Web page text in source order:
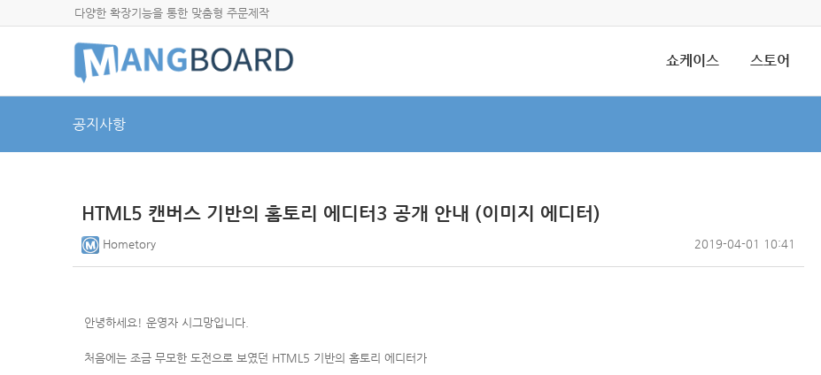
다양한 확장기능을 통한 맞춤형 주문제작
쇼케이스 스토어
공지사항
HTML5 캔버스 기반의 홈토리 에디터3 공개 안내 (이미지 에디터)
Hometory 2019-04-01 10:41
안녕하세요! 운영자 시그망입니다.
처음에는 조금 무모한 도전으로 보였던 HTML5 기반의 홈토리 에디터가